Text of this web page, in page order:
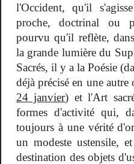
l'Occident, qu'il
proche, doctrinal ou
pourvu qu'il reflète,
la grande lumière du
Sacrés, il y a la Poésie
déjà précisé en une autre
24 janvier) et l'Art
formes d'activité qui,
toujours à une vérité
un modeste ustensile,
destination des objets